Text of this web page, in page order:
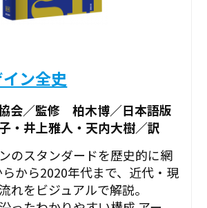
ン全史
会／監修 柏木博／日本語版
・井上雅人・天内大樹／訳
のスタンダードを歴史的に網
から2020年代まで、近代・現
れをビジュアルで解説。